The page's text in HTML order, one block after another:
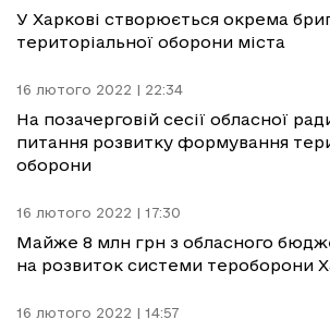
У Харкові створюється окрема
територіальної оборони міста
16 лютого 2022 | 22:34
На позачерговій сесії обласної
питання розвитку формування
оборони
16 лютого 2022 | 17:30
Майже 8 млн грн з обласного
на розвиток системи тероборони
16 лютого 2022 | 14:57